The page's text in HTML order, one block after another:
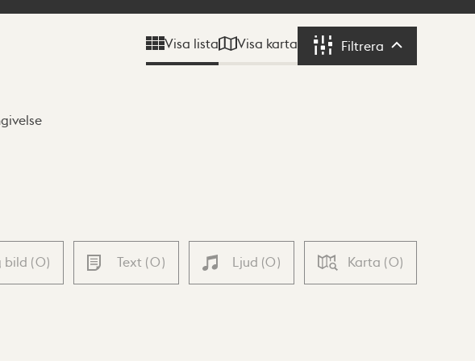
Visa lista Visa karta Filtrera Filtrera
bild (0) Text (0) Ljud (0) Karta (0)